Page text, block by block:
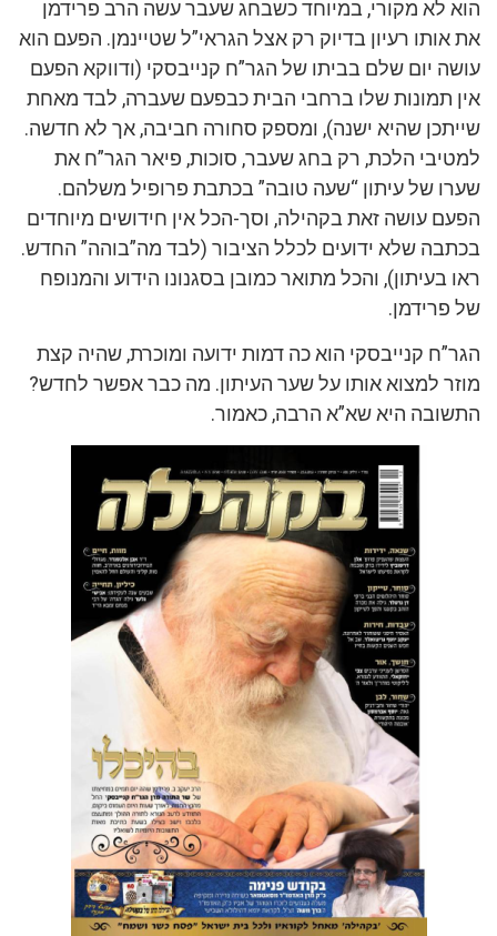
הוא לא מקורי, במיוחד כשבחג שעבר עשה הרב פרידמן
את אותו רעיון בדיוק רק אצל הגראי”ל שטיינמן. הפעם הוא
עושה יום שלם בביתו של הגר”ח קנייבסקי (ודווקא הפעם
אין תמונות שלו ברחבי הבית כבפעם שעברה, לבד מאחת
שייתכן שהיא ישנה), ומספק סחורה חביבה, אך לא חדשה.
למטיבי הלכת, רק בחג שעבר, סוכות, פיאר הגר”ח את
שערו של עיתון “שעה טובה” בכתבת פרופיל משלהם.
הפעם עושה זאת בקהילה, וסך-הכל אין חידושים מיוחדים
בכתבה שלא ידועים לכלל הציבור (לבד מה”בוהה” החדש.
ראו בעיתון), והכל מתואר כמובן בסגנונו הידוע והמנופח
של פרידמן.
הגר”ח קנייבסקי הוא כה דמות ידועה ומוכרת, שהיה קצת
מוזר למצוא אותו על שער העיתון. מה כבר אפשר לחדש?
התשובה היא שא”א הרבה, כאמור.